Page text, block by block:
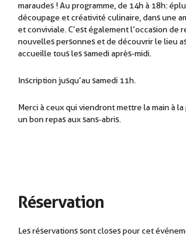
maraudes ! Au programme, de 14h à 18h:
découpage et créativité culinaire, dans une
et conviviale. C’est également l’occasion de
nouvelles personnes et de découvrir le lieu
accueille tous les samedi après-midi.
Inscription jusqu’au samedi 11h.
Merci à ceux qui viendront mettre la main à
un bon repas aux sans-abris.
Réservation
Les réservations sont closes pour cet